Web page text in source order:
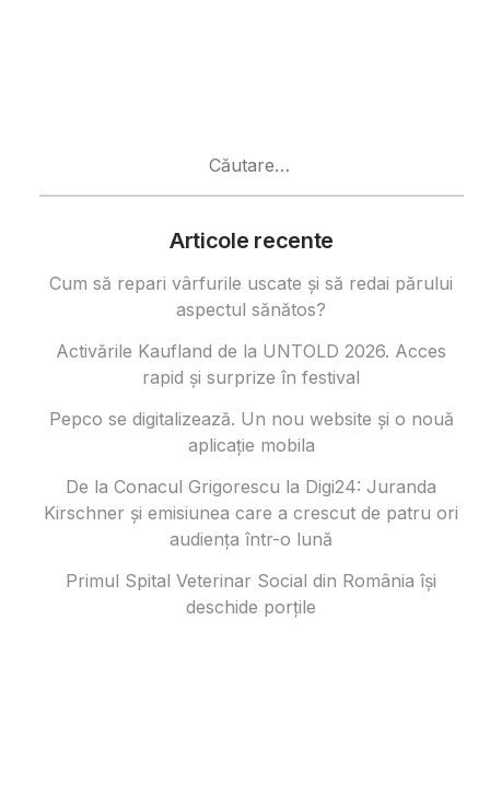
Articole recente
Cum să repari vârfurile uscate și să redai părului
aspectul sănătos?
Activările Kaufland de la UNTOLD 2026. Acces
rapid și surprize în festival
Pepco se digitalizează. Un nou website și o nouă
aplicație mobila
De la Conacul Grigorescu la Digi24: Juranda
Kirschner și emisiunea care a crescut de patru ori
audiența într-o lună
Primul Spital Veterinar Social din România își
deschide porțile